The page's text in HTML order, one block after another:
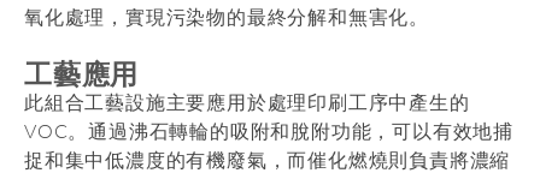
氧化處理，實現污染物的最終分解和無害化。
工藝應用
此組合工藝設施主要應用於處理印刷工序中產生的
VOC。通過沸石轉輪的吸附和脫附功能，可以有效地捕
捉和集中低濃度的有機廢氣，而催化燃燒則負責將濃縮